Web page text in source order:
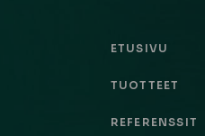
ETUSIVU
TUOTTEET
REFERENSSIT